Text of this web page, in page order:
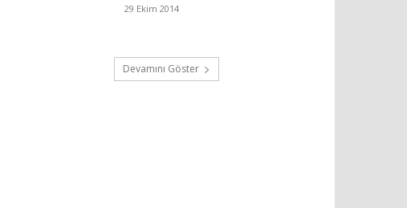
29 Ekim 2014
Devamını Göster